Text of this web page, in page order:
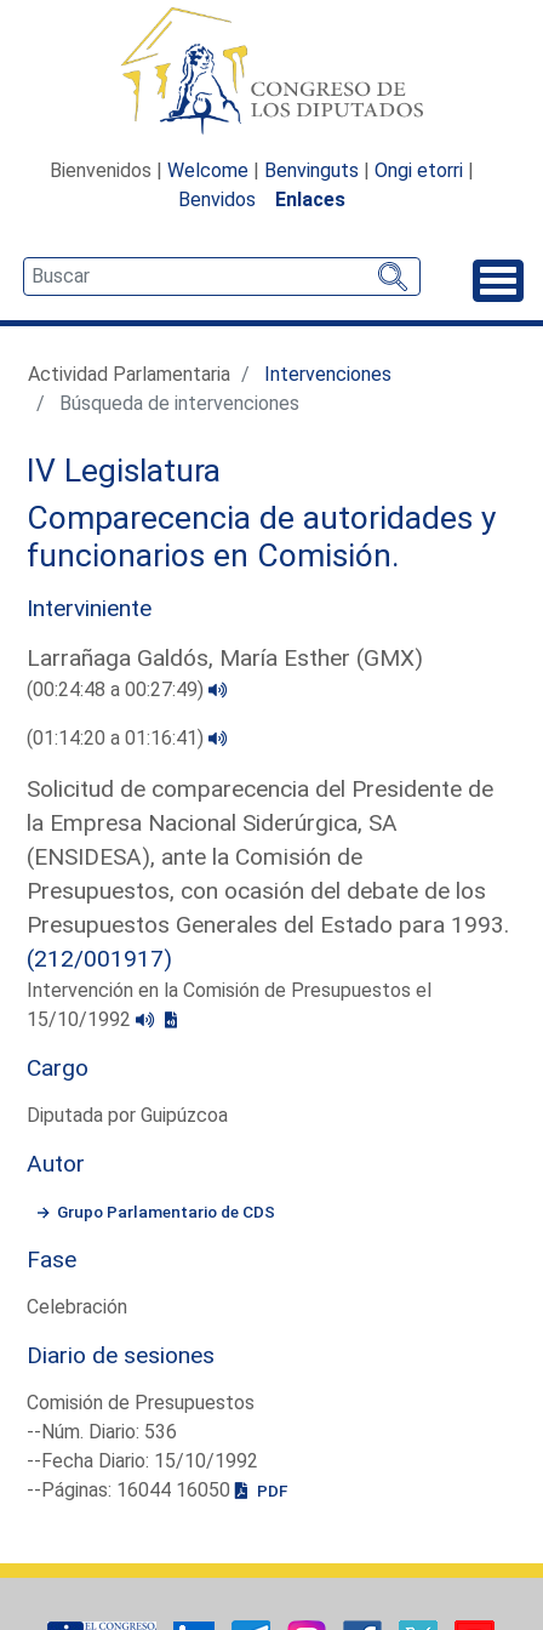
Bienvenidos | Welcome | Benvinguts | Ongi etorri |
Benvidos
Enlaces
Actividad Parlamentaria
Intervenciones
Búsqueda de intervenciones
IV Legislatura
Comparecencia de autoridades y
funcionarios en Comisión.
Interviniente
Larrañaga Galdós, María Esther (GMX)
(00:24:48 a 00:27:49)
(01:14:20 a 01:16:41)
Solicitud de comparecencia del Presidente de
la Empresa Nacional Siderúrgica, SA
(ENSIDESA), ante la Comisión de
Presupuestos, con ocasión del debate de los
Presupuestos Generales del Estado para 1993.
(212/001917)
Intervención en la Comisión de Presupuestos el
15/10/1992
Cargo
Diputada por Guipúzcoa
Autor
Grupo Parlamentario de CDS
Fase
Celebración
Diario de sesiones
Comisión de Presupuestos
--Núm. Diario: 536
--Fecha Diario: 15/10/1992
--Páginas: 16044 16050
PDF